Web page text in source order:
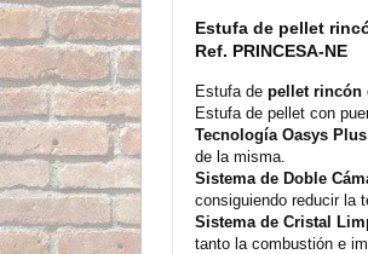
Estufa de pellet
Ref. PRINCESA-NE
Estufa de pellet rincón
Estufa de pellet con
Tecnología Oasys Plus
de la misma.
Sistema de Doble
consiguiendo reducir la
Sistema de Cristal
tanto la combustión e